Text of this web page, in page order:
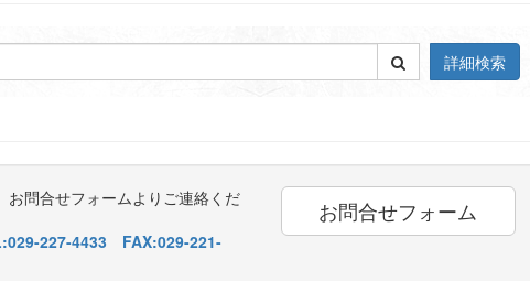
詳細検索
お問合せフォームよりご連絡くだ
227-4433 FAX:029-221-
お問合せフォーム